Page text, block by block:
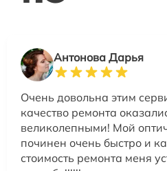
Антонова Дарья
Очень довольна этим
качество ремонта
великолепными! Мой
починен очень быстро и
стоимость ремонта меня